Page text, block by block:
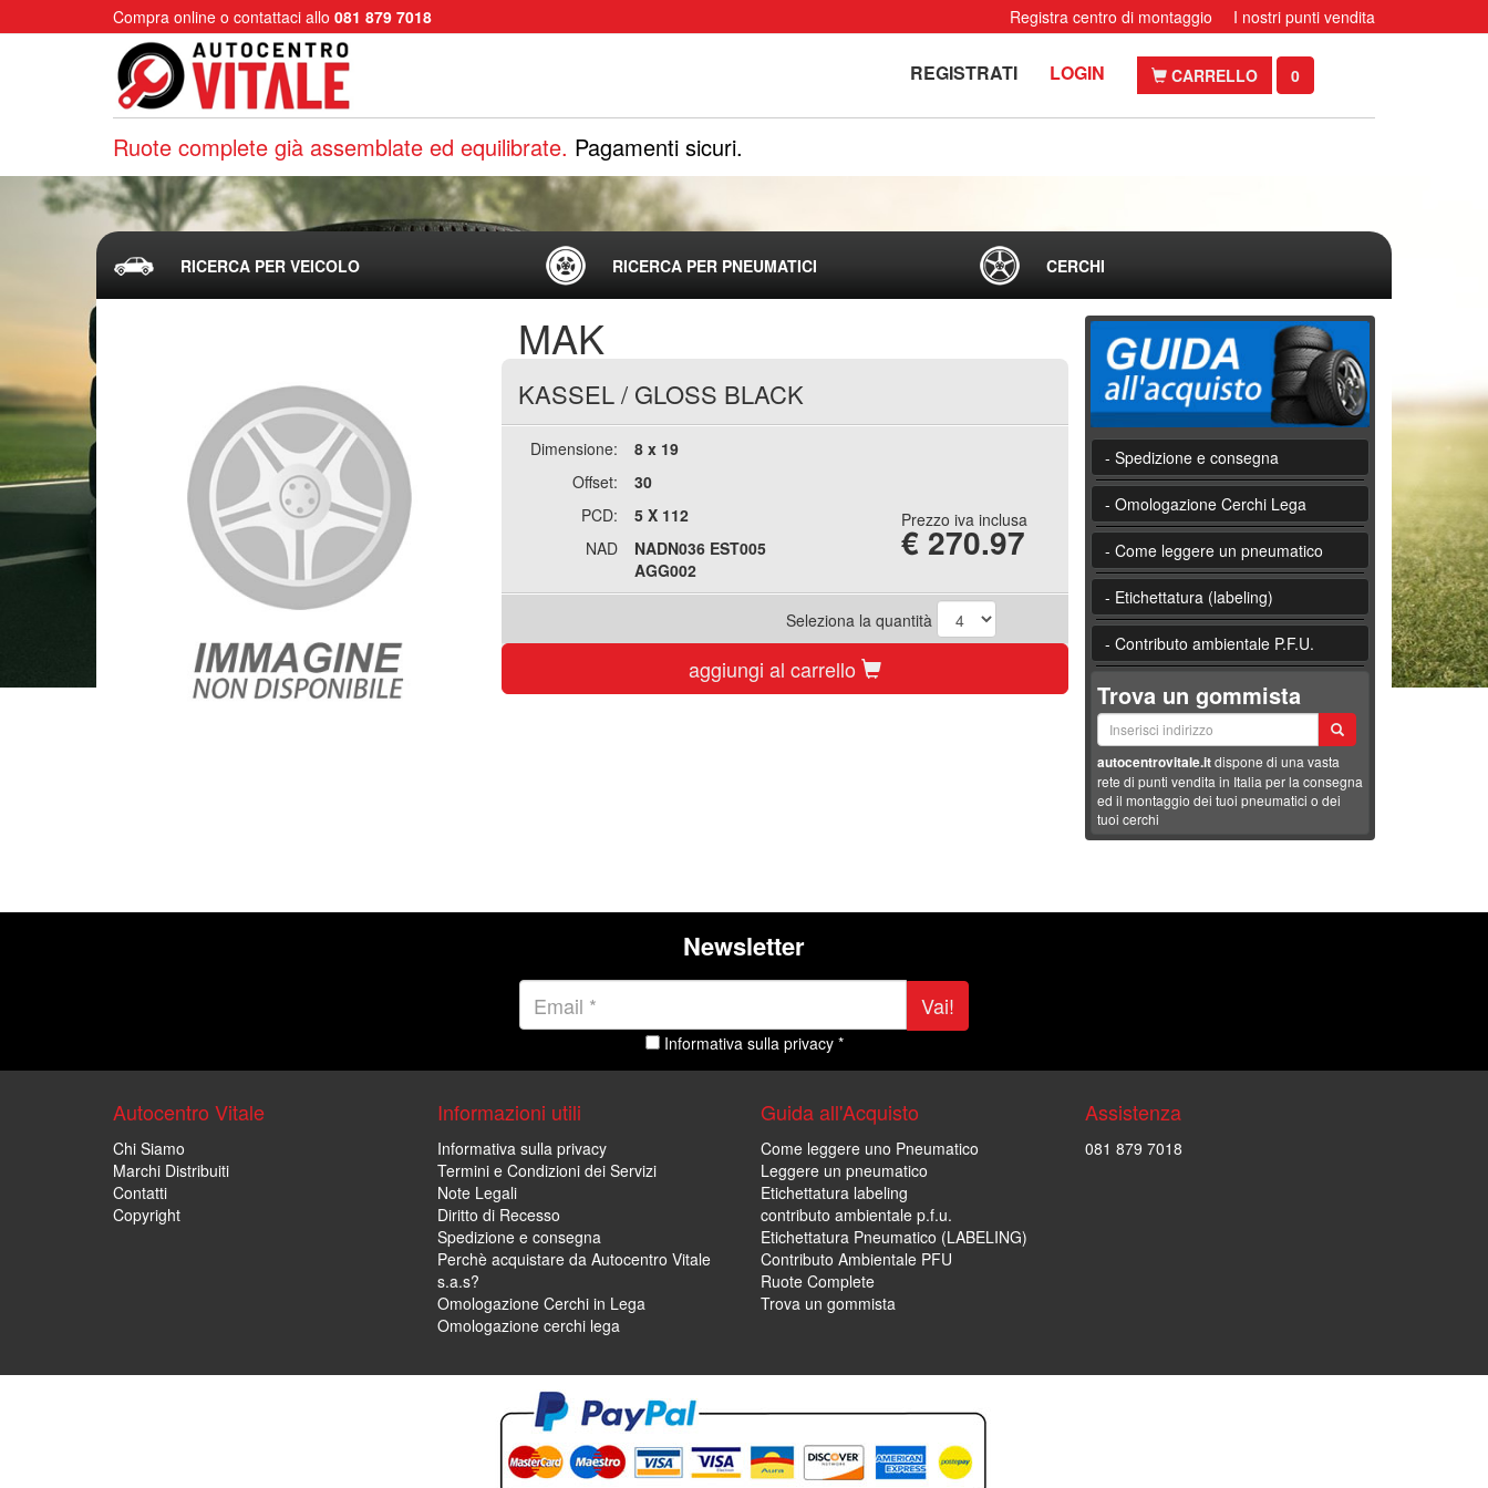
Compra online o contattaci allo 081 879 7018 Registra centro di montaggio I nostri punti vendita
REGISTRATI LOGIN CARRELLO 0
Ruote complete già assemblate ed equilibrate. Pagamenti sicuri.
RICERCA PER VEICOLO RICERCA PER PNEUMATICI CERCHI
MAK
KASSEL/ GLOSS BLACK
Dimensione:
8 x 19
Offset:
30
PCD:
5 X 112
NAD
NADN036 EST005
AGG002
Prezzo iva inclusa
€ 270.97
Seleziona la quantità
aggiungi al carrello
- Spedizione e consegna
- Omologazione Cerchi Lega
- Come leggere un pneumatico
- Etichettatura (labeling)
- Contributo ambientale P.F.U.
Trova un gommista
autocentrovitale.itdispone di una vasta
rete di punti vendita in Italia per la consegna
ed il montaggio dei tuoi pneumatici o dei
tuoi cerchi
Newsletter
Vai!
Informativa sulla privacy *
Autocentro Vitale
Chi Siamo
Marchi Distribuiti
Contatti
Copyright
Informazioni utili
Informativa sulla privacy
Termini e Condizioni dei Servizi
Note Legali
Diritto di Recesso
Spedizione e consegna
Perchè acquistare da Autocentro Vitale
s.a.s?
Omologazione Cerchi in Lega
Omologazione cerchi lega
Guida all'Acquisto
Come leggere uno Pneumatico
Leggere un pneumatico
Etichettatura labeling
contributo ambientale p.f.u.
Etichettatura Pneumatico (LABELING)
Contributo Ambientale PFU
Ruote Complete
Trova un gommista
Assistenza
081 879 7018